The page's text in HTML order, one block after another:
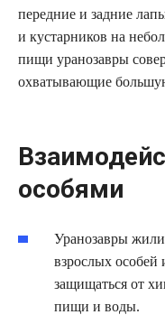
передние и задние
и кустарников на
пищи уранозавры
охватывающие
особями
Уранозавры
взрослых
защищаться от
пищи и воды.